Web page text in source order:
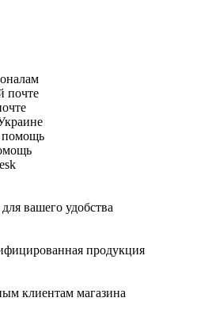
вашего удобства
продукция
клиентам магазина